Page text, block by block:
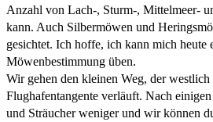
Anzahl von Lach-, Sturm-, Mittelmeer-
kann. Auch Silbermöwen und
gesichtet. Ich hoffe, ich kann mich heute
Möwenbestimmung üben.
Wir gehen den kleinen Weg, der
Flughafentangente verläuft. Nach
und Sträucher weniger und wir können